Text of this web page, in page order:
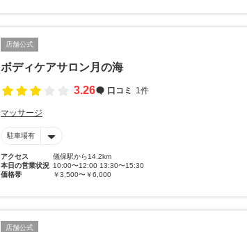
店舗公式
ボディケアサロン月の海
3.26
口コミ 1件
マッサージ
駐車場有
アクセス
儀保駅から14.2km
本日の営業状況 10:00〜12:00 13:30〜15:30
価格帯
￥3,500〜￥6,000
店舗公式